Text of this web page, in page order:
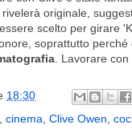
originale,
scelto per girare
soprattutto
. Lavorare
18:30
, cinema, Clive Owen,